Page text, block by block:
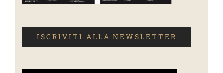
ISCRIVITI ALLA NEWSLETTER